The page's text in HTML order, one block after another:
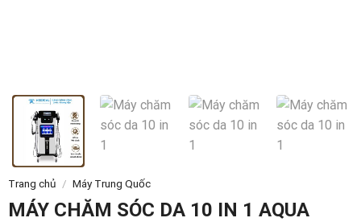
Trang chủ / Máy Trung Quốc
MÁY CHĂM SÓC DA 10 IN 1 AQUA